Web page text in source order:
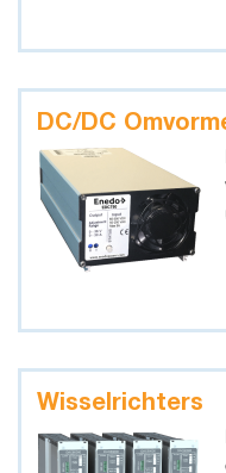
DC/DC
Wisselrichters